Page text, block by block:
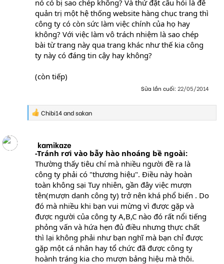
nó có bị sao chép không? Và thử đặt câu hỏi là để
quản trị một hệ thống website hàng chục trang thì
công ty có còn sức làm việc chính của họ hay
không? Với việc làm vô trách nhiệm là sao chép
bài từ trang này qua trang khác như thế kia công
ty này có đáng tin cậy hay không?
(còn tiếp)
Sửa lần cuối: 22/05/2014
R
e
t
i
n
s
:
Chibi14andsakan
kamikaze
-Tránh rơi vào bẫy hào nhoáng bề ngoài:
Thường thấy tiêu chí mà nhiều người đề ra là
công ty phải có "thương hiệu". Điều này hoàn
toàn không sại Tuy nhiên, gần đây việc mượn
tên(mượn danh công ty) trở nên khá phổ biến . Do
đó mà nhiều khi bạn vui mừng vì được gặp và
được người của công ty A,B,C nào đó rất nổi tiếng
phỏng vấn và hứa hẹn đủ điều nhưng thực chất
thì lại không phải như bạn nghĩ mà bạn chỉ được
gặp một cá nhân hay tổ chức đã được công ty
hoành tráng kia cho mượn bảng hiệu mà thôi.